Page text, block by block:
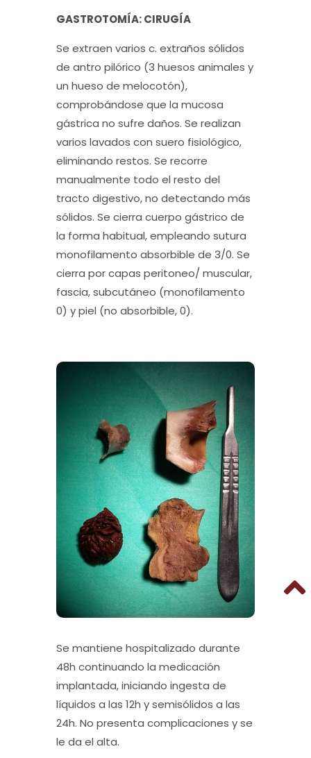
GASTROTOMÍA: CIRUGÍA
Se extraen varios c. extraños sólidos
de antro pilórico (3 huesos animales y
un hueso de melocotón),
comprobándose que la mucosa
gástrica no sufre daños. Se realizan
varios lavados con suero fisiológico,
eliminando restos. Se recorre
manualmente todo el resto del
tracto digestivo, no detectando más
sólidos. Se cierra cuerpo gástrico de
la forma habitual, empleando sutura
monofilamento absorbible de 3/0. Se
cierra por capas peritoneo/ muscular,
fascia, subcutáneo (monofilamento
0) y piel (no absorbible, 0).
Se mantiene hospitalizado durante
48h continuando la medicación
implantada, iniciando ingesta de
líquidos a las 12h y semisólidos a las
24h. No presenta complicaciones y se
le da el alta.
